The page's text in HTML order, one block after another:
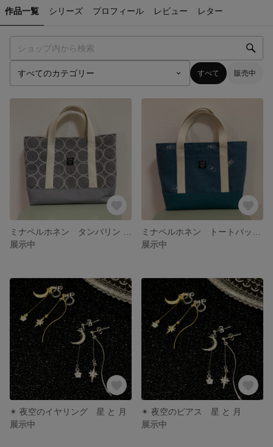
作品一覧 シリーズ プロフィール レビュー レター
すべて 販売中
展示中
展示中
✴︎ 夜空のイヤリング 星 と 月
展示中
✴︎ 夜空のピアス 星 と 月
展示中